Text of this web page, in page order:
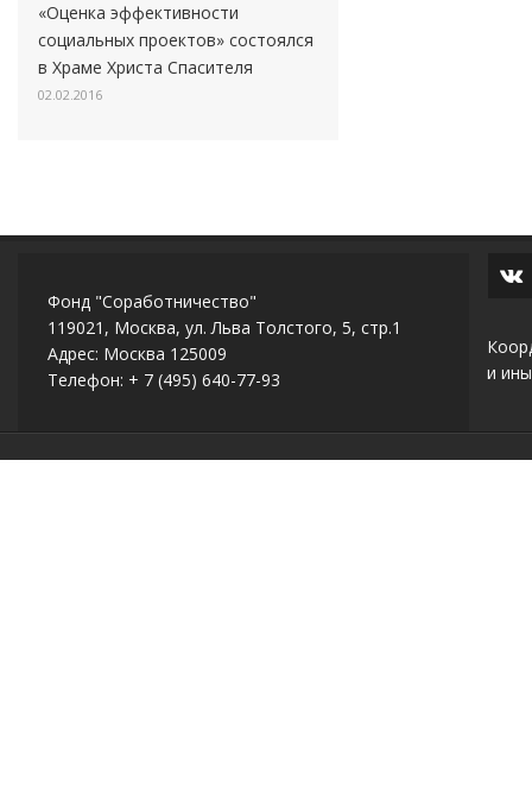
«Оценка эффективности
социальных проектов» состоялся
в Храме Христа Спасителя
02.02.2016
Фонд "Соработничество"
119021, Москва, ул. Льва Толстого, 5, стр.1
Адрес: Москва 125009
Телефон: + 7 (495) 640-77-93
и